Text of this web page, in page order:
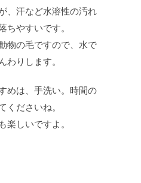
、汗など水溶性の汚れ
ちやすいです。
物の毛ですので、水で
わりします。
めは、手洗い。時間の
くださいね。
楽しいですよ。